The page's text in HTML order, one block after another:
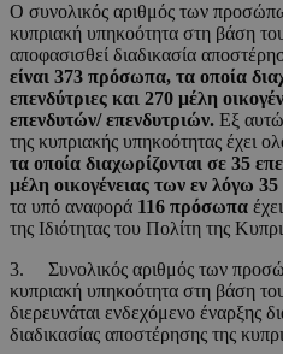
Ο συνολικός αριθμός των
κυπριακή υπηκοότητα στη βάση
αποφασισθεί διαδικασία
είναι 373 πρόσωπα, τα οποία
επενδύτριες και 270 μέλη
επενδυτών/ επενδυτριών. Εξ
της κυπριακής υπηκοότητας έχει
τα οποία διαχωρίζονται σε 35
μέλη οικογένειας των εν λόγω
τα υπό αναφορά 116 πρόσωπα
της Ιδιότητας του Πολίτη της
3. Συνολικός αριθμός των
κυπριακή υπηκοότητα στη βάση
διερευνάται ενδεχόμενο έναρξης
διαδικασίας αποστέρησης της